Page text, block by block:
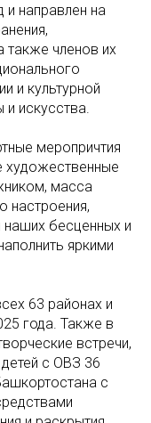
и направлен на
также членов их
и культурной
искусства.
меропричтия
художественные
масса
настроения,
наших бесценных и
яркими
63 районах и
года. Также в
встречи,
с ОВЗ 36
с